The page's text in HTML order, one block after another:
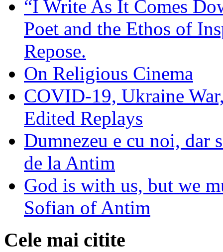
“I Write As It Comes
Poet and the Ethos of
Repose.
On Religious Cinema
COVID-19, Ukraine
Edited Replays
Dumnezeu e cu noi, dar
de la Antim
God is with us, but we
Sofian of Antim
Cele mai citite